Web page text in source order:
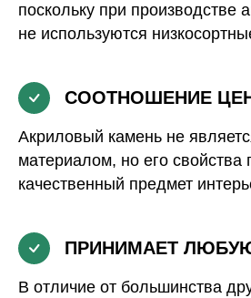
поскольку при производстве
не используются
СООТНОШЕНИЕ
Акриловый камень не
материалом, но его свойства
качественный предмет
ПРИНИМАЕТ
В отличие от большинства